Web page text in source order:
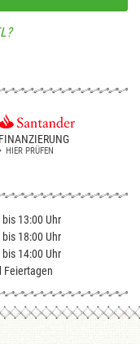
FINANZIERUNG
HIER PRÜFEN
bis 13:00 Uhr
bis 18:00 Uhr
bis 14:00 Uhr
Feiertagen